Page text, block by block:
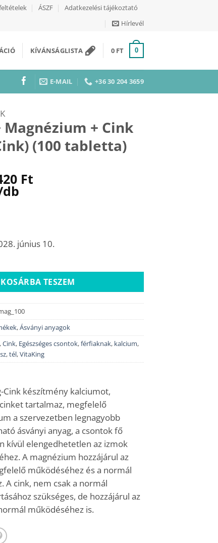
ÁSZF
Adatkezelési tájékoztató
Hírlevél
KÍVÁNSÁGLISTA 0 FT 0
E-MAIL +36 30 204 3659
Magnézium + Cink
(100 tabletta)
Ft
június 10.
KOSÁRBA TESZEM
,Ásványi anyagok
,Cink, Egészséges csontok,férfiaknak, kalcium,
,tél,VitaKing
Cink készítmény kalciumot,
tartalmaz, megfelelő
a szervezetben legnagyobb
ásványi anyag, a csontok fő
kívül elengedhetetlen az izmok
A magnézium hozzájárul az
működéséhez és a normál
A cink, nem csak a normál
szükséges, de hozzájárul az
működéséhez is.